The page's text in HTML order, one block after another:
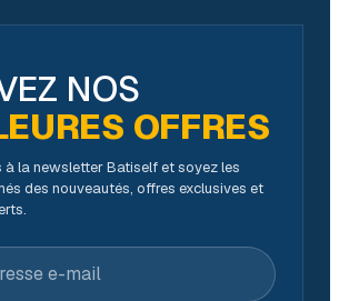
NOS
OFFRES
la newsletter Batiself et soyez les
des nouveautés, offres exclusives et
e-mail